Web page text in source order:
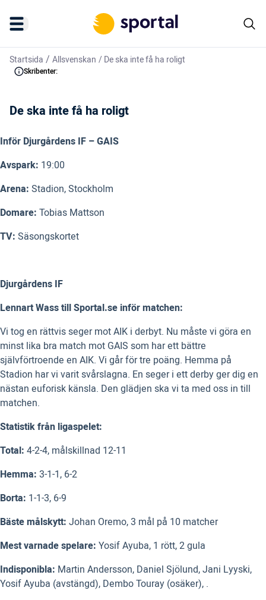
Startsida / Allsvenskan /De ska inte få ha roligt
Skribenter:
De ska inte få ha roligt
Inför Djurgårdens IF – GAIS
Avspark: 19:00
Arena: Stadion, Stockholm
Domare: Tobias Mattson
TV: Säsongskortet
Djurgårdens IF
Lennart Wass till Sportal.se inför matchen:
Vi tog en rättvis seger mot AIK i derbyt. Nu måste vi göra en
minst lika bra match mot GAIS som har ett bättre
självförtroende en AIK. Vi går för tre poäng. Hemma på
Stadion har vi varit svårslagna. En seger i ett derby ger dig en
nästan euforisk känsla. Den glädjen ska vi ta med oss in till
matchen.
Statistik från ligaspelet:
Total: 4-2-4, målskillnad 12-11
Hemma: 3-1-1, 6-2
Borta: 1-1-3, 6-9
Bäste målskytt: Johan Oremo, 3 mål på 10 matcher
Mest varnade spelare: Yosif Ayuba, 1 rött, 2 gula
Indisponibla: Martin Andersson, Daniel Sjölund, Jani Lyyski,
Yosif Ayuba (avstängd), Dembo Touray (osäker), .